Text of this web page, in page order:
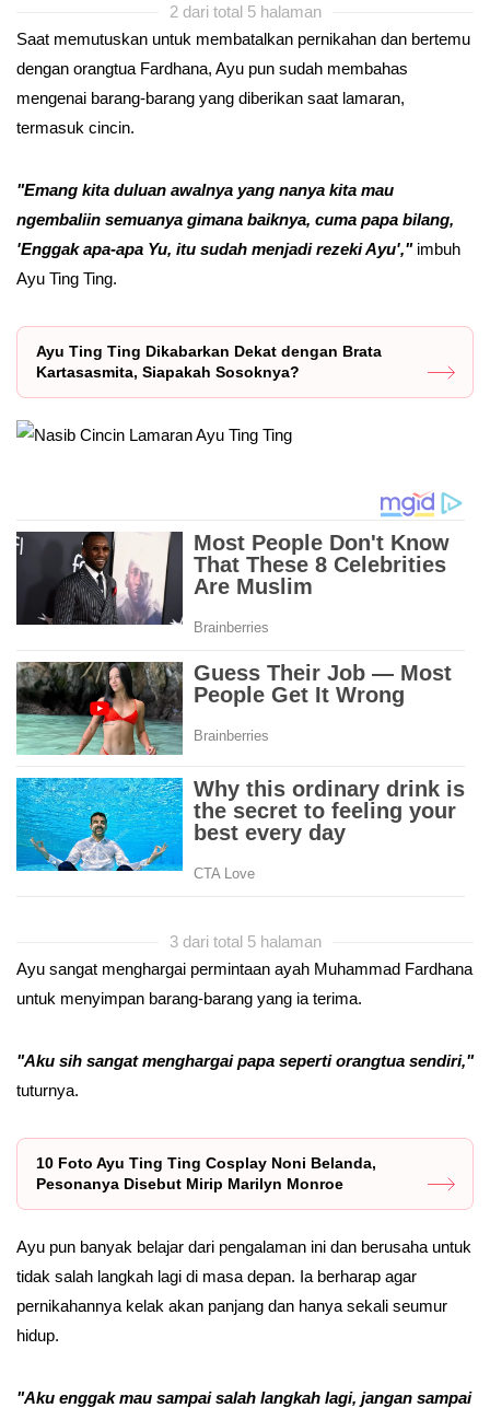
2 dari total 5 halaman
Saat memutuskan untuk membatalkan pernikahan dan bertemu
dengan orangtua Fardhana, Ayu pun sudah membahas
mengenai barang-barang yang diberikan saat lamaran,
termasuk cincin.
"Emang kita duluan awalnya yang nanya kita mau
ngembaliin semuanya gimana baiknya, cuma papa bilang,
'Enggak apa-apa Yu, itu sudah menjadi rezeki Ayu'," imbuh
Ayu Ting Ting.
Ayu Ting Ting Dikabarkan Dekat dengan Brata
Kartasasmita, Siapakah Sosoknya?
3 dari total 5 halaman
Ayu sangat menghargai permintaan ayah Muhammad Fardhana
untuk menyimpan barang-barang yang ia terima.
"Aku sih sangat menghargai papa seperti orangtua sendiri,"
tuturnya.
10 Foto Ayu Ting Ting Cosplay Noni Belanda,
Pesonanya Disebut Mirip Marilyn Monroe
Ayu pun banyak belajar dari pengalaman ini dan berusaha untuk
tidak salah langkah lagi di masa depan. Ia berharap agar
pernikahannya kelak akan panjang dan hanya sekali seumur
hidup.
"Aku enggak mau sampai salah langkah lagi, jangan sampai